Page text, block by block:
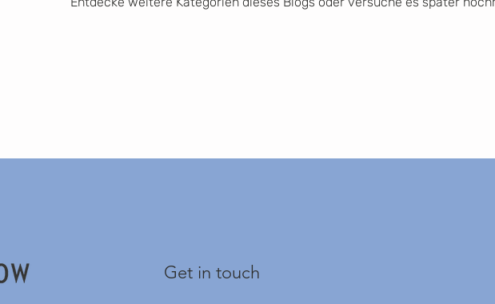
Get in touch